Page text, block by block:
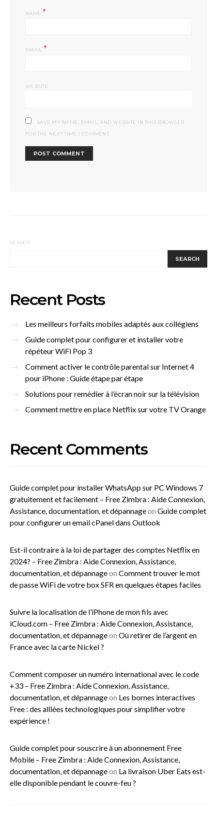
NAME*
EMAIL *
WEBSITE
SAVE MY NAME, EMAIL, AND WEBSITE IN THIS BROWSER
FOR THE NEXT TIME I COMMENT.
SEARCH
SEARCH
Recent Posts
Les meilleurs forfaits mobiles adaptés aux collégiens
Guide complet pour configurer et installer votre
répéteur WiFi Pop 3
Comment activer le contrôle parental sur Internet 4
pour iPhone : Guide étape par étape
Solutions pour remédier à l’écran noir sur la télévision
Comment mettre en place Netflix sur votre TV Orange
Recent Comments
Guide complet pour installer WhatsApp sur PC Windows 7
gratuitement et facilement – Free Zimbra : Aide Connexion,
Assistance, documentation, et dépannageon Guide complet
pour configurer un email cPanel dans Outlook
Est-il contraire à la loi de partager des comptes Netflix en
2024? – Free Zimbra : Aide Connexion, Assistance,
documentation, et dépannageon Comment trouver le mot
de passe WiFi de votre box SFR en quelques étapes faciles
Suivre la localisation de l’iPhone de mon fils avec
iCloud.com – Free Zimbra : Aide Connexion, Assistance,
documentation, et dépannageon Où retirer de l’argent en
France avec la carte Nickel ?
Comment composer un numéro international avec le code
+33 – Free Zimbra : Aide Connexion, Assistance,
documentation, et dépannageon Les bornes interactives
Free : des alliées technologiques pour simplifier votre
expérience !
Guide complet pour souscrire à un abonnement Free
Mobile – Free Zimbra : Aide Connexion, Assistance,
documentation, et dépannageon La livraison Uber Eats est-
elle disponible pendant le couvre-feu ?